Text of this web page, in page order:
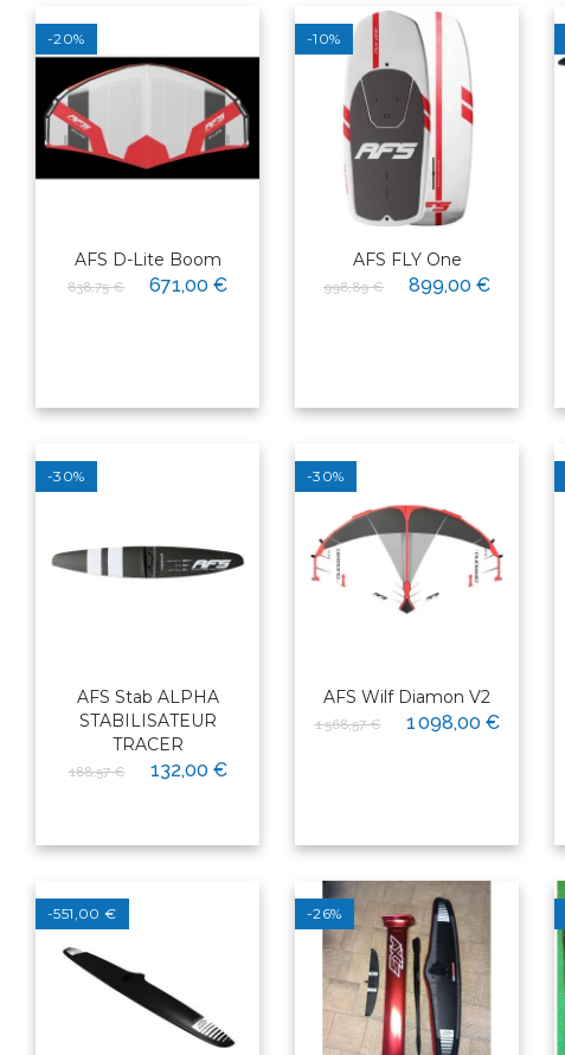
-20%
AFS D-Lite Boom
838,75 € 671,00 €
-10%
AFS FLY One
998,89 € 899,00 €
-30%
AFS Stab ALPHA
STABILISATEUR
TRACER
188,57 € 132,00 €
-30%
AFS Wilf Diamon V2
1 568,57 € 1 098,00 €
-551,00 € -26%